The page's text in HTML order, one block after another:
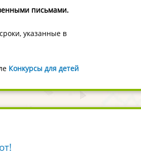
письмами.
указанные в
Конкурсы для детей